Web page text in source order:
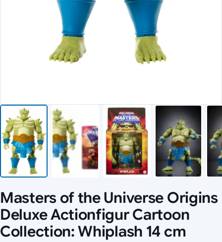
Masters of the Universe Origins
Deluxe Actionfigur Cartoon
Collection: Whiplash 14 cm